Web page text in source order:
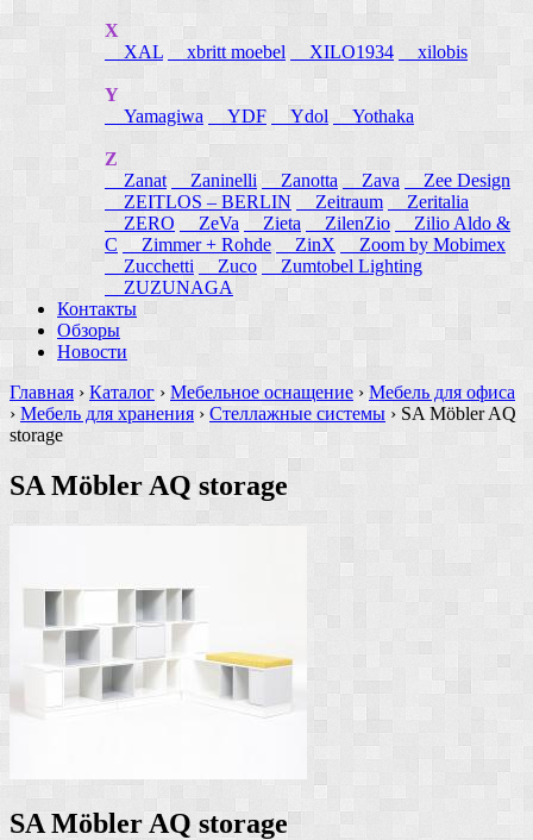
X
XAL
xbritt moebel XILO1934 xilobis
Y
Yamagiwa
YDF Ydol Yothaka
Z
Zanat
Zaninelli Zanotta Zava
Zee Design
ZEITLOS – BERLIN
Zeitraum
Zeritalia
ZERO
ZeVa Zieta ZilenZio
Zilio Aldo &
C
Zimmer + Rohde ZinX
Zoom by Mobimex
Zucchetti
Zuco
Zumtobel Lighting
ZUZUNAGA
Контакты
Обзоры
Новости
Главная › Каталог › Мебельное оснащение › Мебель для офиса
› Мебель для хранения › Стеллажные системы › SA Möbler AQ
storage
SA Möbler AQ storage
SA Möbler AQ storage